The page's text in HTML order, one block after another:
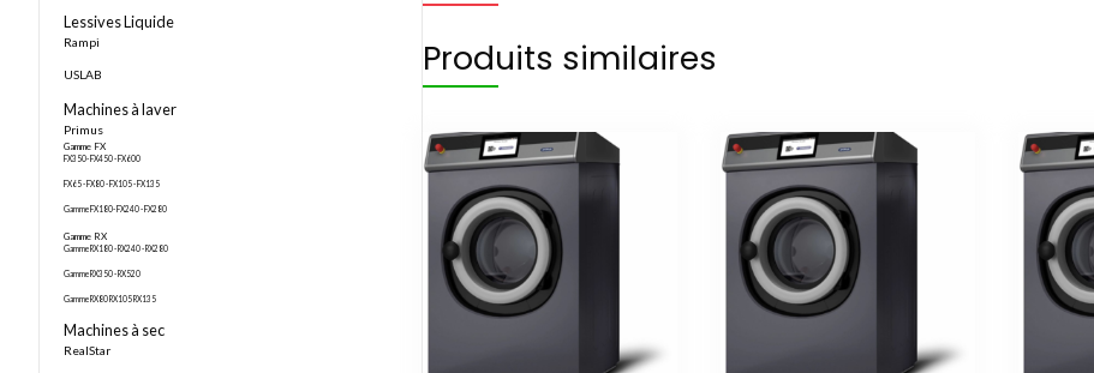
Produits similaires
Lessives Liquide
Rampi
USLAB
Machines à laver
Primus
Gamme FX
FX350- FX450 - FX600
FX65 - FX80 - FX105 - FX135
Gamme FX180- FX240 - FX280
Gamme RX
Gamme RX180 - RX240 - RX280
Gamme RX350 - RX520
Gamme RX80 RX105 RX135
Machines à sec
RealStar